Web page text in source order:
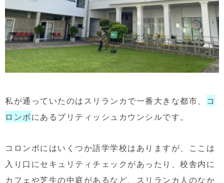
私が通っていたのはスリランカで一番大きな都市、
コ
ロンボにあるブリティッシュカウンシルです。
コロンボにはいくつか語学学校はありますが、ここは
入り口にセキュリティチェックがあったり、校舎内に
カフェや芝生の中庭があるなど、スリランカ人のなか